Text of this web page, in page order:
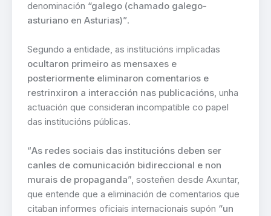
denominación “galego (chamado galego-
asturiano en Asturias)”.
Segundo a entidade, as institucións implicadas
ocultaron primeiro as mensaxes e
posteriormente eliminaron comentarios e
restrinxiron a interacción nas publicacións , unha
actuación que consideran incompatible co papel
das institucións públicas.
“As redes sociais das institucións deben ser
canles de comunicación bidireccional e non
murais de propaganda”, sosteñen desde Axuntar,
que entende que a eliminación de comentarios que
citaban informes oficiais internacionais supón “un